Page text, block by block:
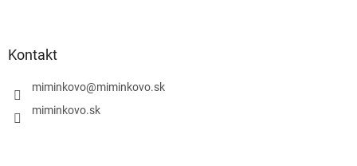
Kontakt
miminkovo@miminkovo.sk
miminkovo.sk